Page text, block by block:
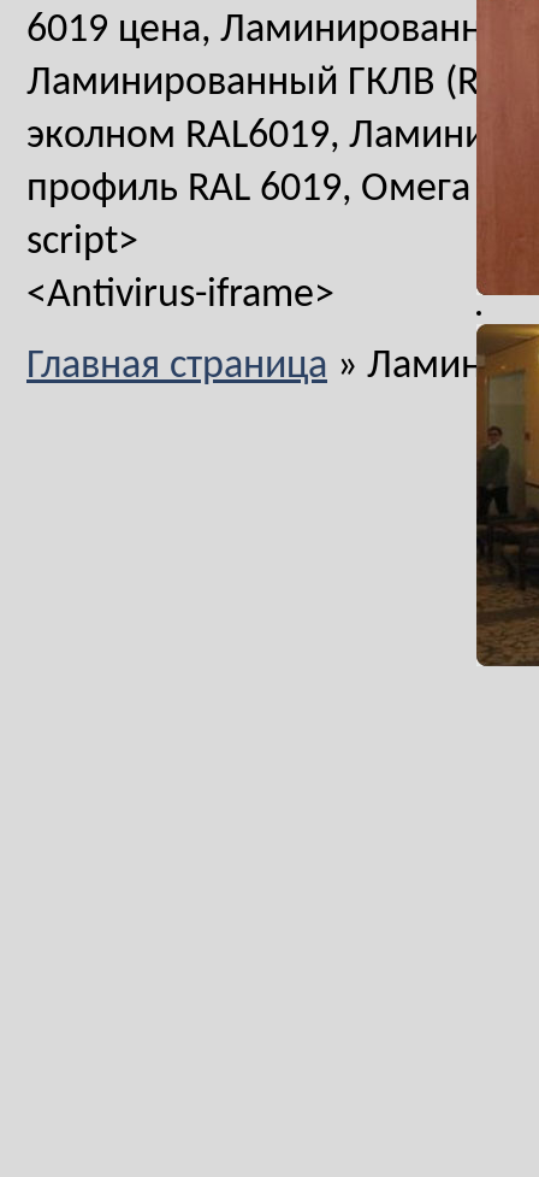
6019 цена, Ламинированный
Ламинированный ГКЛВ
эколном RAL6019,
профиль RAL 6019, Омега
script>
<Antivirus-iframe>
Главная страница »